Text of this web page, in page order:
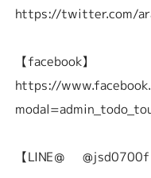
https://twitter.com/
【facebook】
https://
【LINE＠